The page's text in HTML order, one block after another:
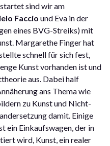
sind wir am
Faccio und Eva in der
eines BVG-Streiks) mit
Margarethe Finger hat
schnell für sich fest,
Kunst vorhanden ist und
aus. Dabei half
ans Thema wie
zu Kunst und Nicht-
damit. Einige
ein Einkaufswagen, der in
wird, Kunst, ein realer